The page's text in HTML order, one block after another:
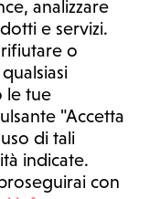
analizzare
e servizi.
o
le tue
"Accetta
di tali
indicate.
con
si devono considerare
per la formulazione di
o l'assunzione o
un medico di
|Gestione cookie